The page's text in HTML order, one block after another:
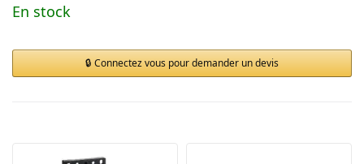
En stock
Connectez vous pour demander un devis